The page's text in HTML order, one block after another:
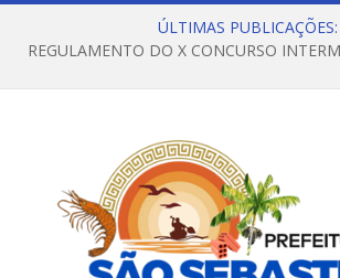
ÚLTIMAS PUBLICAÇÕES: